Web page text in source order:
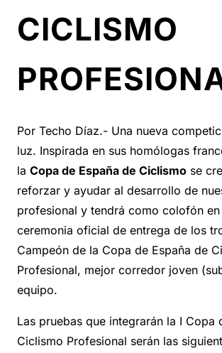
CICLISMO
Por Techo Díaz.- Una nueva
luz. Inspirada en sus homólogas
la Copa de España de Ciclismo se
reforzar y ayudar al desarrollo de
profesional y tendrá como colofón
ceremonia oficial de entrega de los
Campeón de la Copa de España de
Profesional, mejor corredor joven
equipo.
Las pruebas que integrarán la I Copa
Ciclismo Profesional serán las